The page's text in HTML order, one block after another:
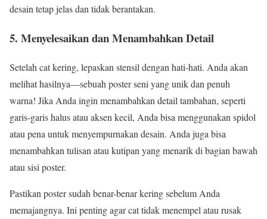
desain tetap jelas dan tidak berantakan.
5. Menyelesaikan dan Menambahkan Detail
Setelah cat kering, lepaskan stensil dengan hati-hati. Anda akan
melihat hasilnya—sebuah poster seni yang unik dan penuh
warna! Jika Anda ingin menambahkan detail tambahan, seperti
garis-garis halus atau aksen kecil, Anda bisa menggunakan spidol
atau pena untuk menyempurnakan desain. Anda juga bisa
menambahkan tulisan atau kutipan yang menarik di bagian bawah
atau sisi poster.
Pastikan poster sudah benar-benar kering sebelum Anda
memajangnya. Ini penting agar cat tidak menempel atau rusak